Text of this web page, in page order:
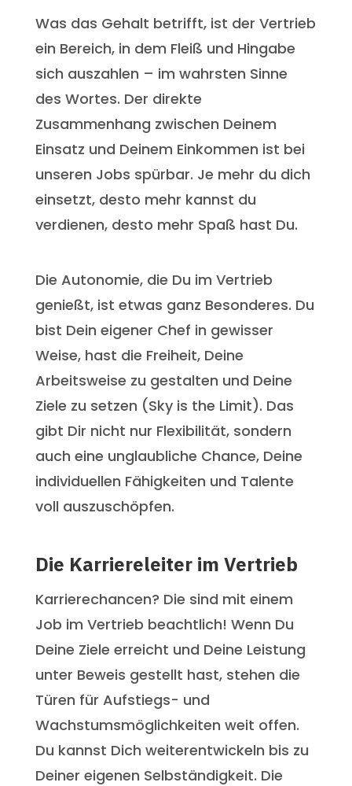
Was das Gehalt betrifft, ist der Vertrieb
ein Bereich, in dem Fleiß und Hingabe
sich auszahlen – im wahrsten Sinne
des Wortes. Der direkte
Zusammenhang zwischen Deinem
Einsatz und Deinem Einkommen ist bei
unseren Jobs spürbar. Je mehr du dich
einsetzt, desto mehr kannst du
verdienen, desto mehr Spaß hast Du.
Die Autonomie, die Du im Vertrieb
genießt, ist etwas ganz Besonderes. Du
bist Dein eigener Chef in gewisser
Weise, hast die Freiheit, Deine
Arbeitsweise zu gestalten und Deine
Ziele zu setzen (Sky is the Limit). Das
gibt Dir nicht nur Flexibilität, sondern
auch eine unglaubliche Chance, Deine
individuellen Fähigkeiten und Talente
voll auszuschöpfen.
Die Karriereleiter im Vertrieb
Karrierechancen? Die sind mit einem
Job im Vertrieb beachtlich! Wenn Du
Deine Ziele erreicht und Deine Leistung
unter Beweis gestellt hast, stehen die
Türen für Aufstiegs- und
Wachstumsmöglichkeiten weit offen.
Du kannst Dich weiterentwickeln bis zu
Deiner eigenen Selbständigkeit. Die